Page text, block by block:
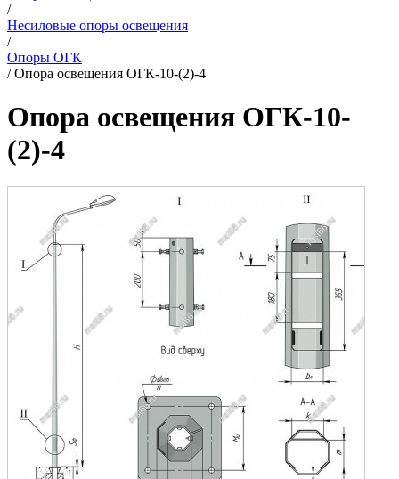
/
Несиловые опоры освещения
/
Опоры ОГК
/Опора освещения ОГК-10-(2)-4
Опора освещения ОГК-10-
(2)-4